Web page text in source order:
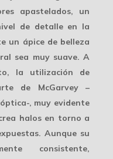
apastelados, un
de detalle en la
un ápice de belleza
sea muy suave. A
la utilización de
de McGarvey –
, muy evidente
halos en torno a
Aunque su
consistente,